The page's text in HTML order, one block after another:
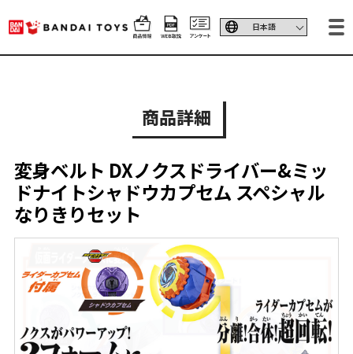
商品詳細
変身ベルト DXノクスドライバー&ミッ
ドナイトシャドウカプセム スペシャル
なりきりセット